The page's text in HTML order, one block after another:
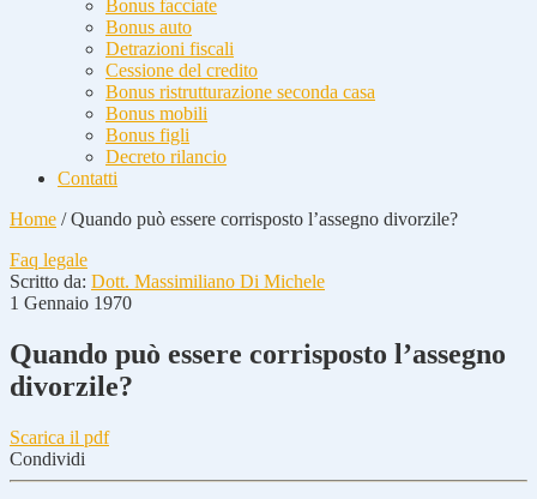
Bonus facciate
Bonus auto
Detrazioni fiscali
Cessione del credito
Bonus ristrutturazione seconda casa
Bonus mobili
Bonus figli
Decreto rilancio
Contatti
Home /Quando può essere corrisposto l’assegno divorzile?
Faq legale
Scritto da: Dott. Massimiliano Di Michele
1 Gennaio 1970
Quando può essere corrisposto l’assegno
divorzile?
Scarica il pdf
Condividi